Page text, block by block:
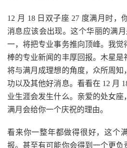
12 月 18 日双子座 27 度满月时，
消息应该会出现。这个华丽的满
一，将把专业事务推向顶峰。我觉
棒的专业新闻的丰厚回报。木星是
将与满月成理想的角度，众所周知
功以及其他好消息。看看在 12 月
业生涯会发生什么。亲爱的处女
满月会给你一个庆祝的理由。
看来你一整年都做得很好，这个
报。甚至有可能你会得到一个更负